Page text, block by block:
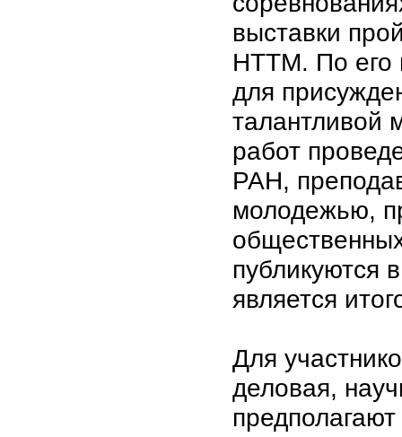
выставки
НТТМ. По его
для
талантливой
работ
РАН,
молодежью,
публикуются
является
Для
деловая,